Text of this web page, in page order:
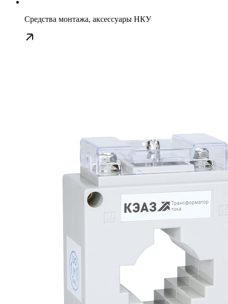
Средства монтажа, аксессуары НКУ